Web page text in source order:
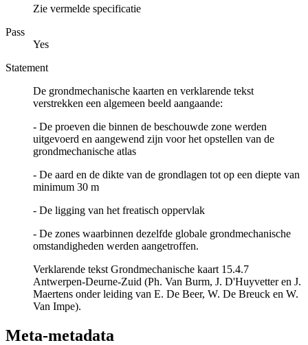
Zie vermelde specificatie
Pass
Yes
Statement
De grondmechanische kaarten en verklarende tekst
verstrekken een algemeen beeld aangaande:
- De proeven die binnen de beschouwde zone werden
uitgevoerd en aangewend zijn voor het opstellen van de
grondmechanische atlas
- De aard en de dikte van de grondlagen tot op een diepte van
minimum 30 m
- De ligging van het freatisch oppervlak
- De zones waarbinnen dezelfde globale grondmechanische
omstandigheden werden aangetroffen.
Verklarende tekst Grondmechanische kaart 15.4.7
Antwerpen-Deurne-Zuid (Ph. Van Burm, J. D'Huyvetter en J.
Maertens onder leiding van E. De Beer, W. De Breuck en W.
Van Impe).
Meta-metadata